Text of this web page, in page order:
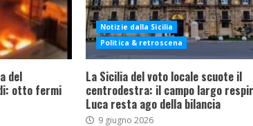
del
otto fermi
Notizie dalla Sicilia
Politica & retroscena
La Sicilia del voto locale scuote il
centrodestra: il campo largo
Luca resta ago della bilancia
9 giugno 2026